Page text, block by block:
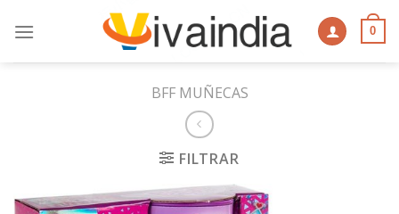
0
BFF MUÑECAS
FILTRAR